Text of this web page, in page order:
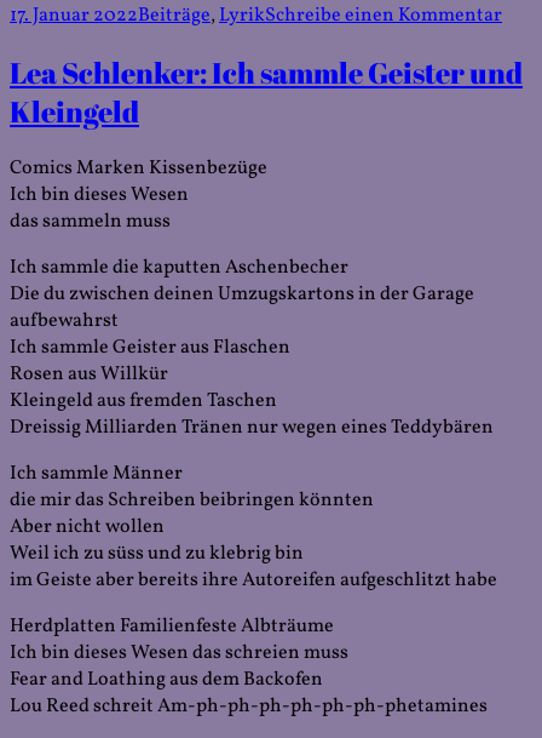
Veröffentlicht
17. Januar 2022Kategorien
Beiträge,LyrikSchreibe einen Kommentarzu
Lea Schlenker: Ich sammle Geister und
Kleingeld
Comics Marken Kissenbezüge
Ich bin dieses Wesen
das sammeln muss
Ich sammle die kaputten Aschenbecher
Die du zwischen deinen Umzugskartons in der Garage
aufbewahrst
Ich sammle Geister aus Flaschen
Rosen aus Willkür
Kleingeld aus fremden Taschen
Dreissig Milliarden Tränen nur wegen eines Teddybären
Ich sammle Männer
die mir das Schreiben beibringen könnten
Aber nicht wollen
Weil ich zu süss und zu klebrig bin
im Geiste aber bereits ihre Autoreifen aufgeschlitzt habe
Herdplatten Familienfeste Albträume
Ich bin dieses Wesen das schreien muss
Fear and Loathing aus dem Backofen
Lou Reed schreit Am-ph-ph-ph-ph-ph-ph-phetamines